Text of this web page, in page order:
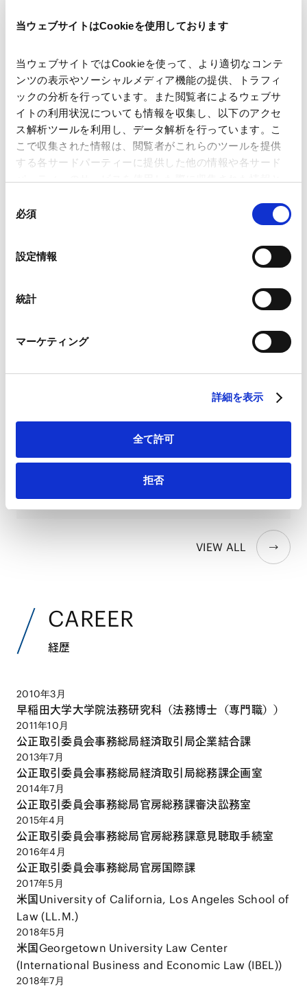
当ウェブサイトはCookieを使用しております
当ウェブサイトではCookieを使って、より適切なコンテ
ンツの表示やソーシャルメディア機能の提供、トラフィ
ックの分析を行っています。また閲覧者によるウェブサ
イトの利用状況についても情報を収集し、以下のアクセ
ス解析ツールを利用し、データ解析を行っています。こ
こで収集された情報は、閲覧者がこれらのツールを提供
する各サードパーティーに提供した他の情報や各サード
ことがあります。
Google Analytics利用規約（
Marketo
外部サイト）
LinkedIn プライバシーポリシー（
HubSpot プライバシーポリシー（外部サイト）
必須
設定情報
統計
マーケティング
詳細を表示
全て許可
拒否
配信申し込み VIEW ALL
SEMINARS
セミナー
不祥事対応・危機管理の基本と類型別ポイン
ト ～サステナビリティ経営時代における危機
管理の実務～「競争法違反事案」
2024.04.18
PUBLICATIONS
フリーランス法で行政指導加速 出版や音楽業
界、曖昧契約の解消遅れ
VIEW ALL
CAREER
経歴
2010年3月
早稲田大学大学院法務研究科（法務博士（専門職））
2011年10月
公正取引委員会事務総局経済取引局企業結合課
2013年7月
公正取引委員会事務総局経済取引局総務課企画室
2014年7月
公正取引委員会事務総局官房総務課審決訟務室
2015年4月
公正取引委員会事務総局官房総務課意見聴取手続室
2016年4月
公正取引委員会事務総局官房国際課
2017年5月
米国University of California, Los Angeles School of
Law (LL.M.)
2018年5月
米国Georgetown University Law Center
(International Business and Economic Law (IBEL))
2018年7月